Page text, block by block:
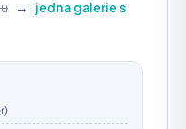
→
jedna galerie s